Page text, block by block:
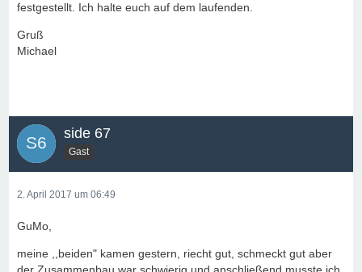
festgestellt. Ich halte euch auf dem laufenden.
Gruß
Michael
side 67
Gast
2. April 2017 um 06:49
GuMo,
meine ,,beiden" kamen gestern, riecht gut, schmeckt gut aber